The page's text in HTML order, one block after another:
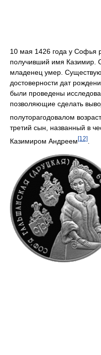
10 мая 1426 года у Софья
получивший имя Казимир.
младенец умер.
достоверности дат
были проведены
позволяющие сделать
полуторагодовалом
третий сын, названный в
Казимиром Андреем[12]